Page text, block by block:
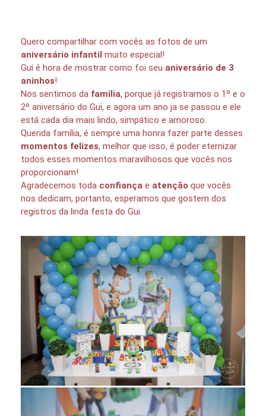
Quero compartilhar com vocês as fotos de um
aniversário infantil muito especial!
Gui é hora de mostrar como foi seu aniversário de 3
aninhos!
Nos sentimos da família, porque já registramos o 1º e o
2º aniversário do Gui, e agora um ano ja se passou e ele
está cada dia mais lindo, simpático e amoroso.
Querida família, é sempre uma honra fazer parte desses
momentos felizes, melhor que isso, é poder eternizar
todos esses momentos maravilhosos que vocês nos
proporcionam!
Agradecemos toda confiança e atenção que vocês
nos dedicam, portanto, esperamos que gostem dos
registros da linda festa do Gui.